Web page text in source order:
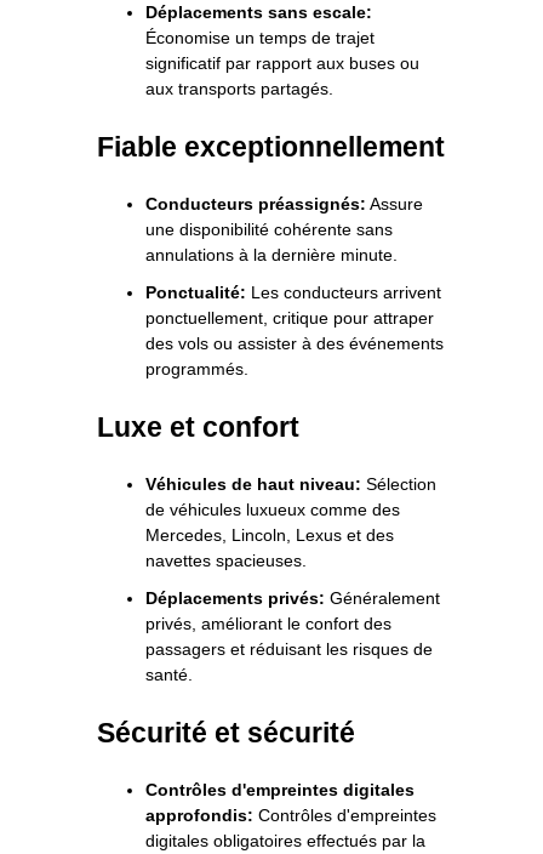
Déplacements sans escale:
Économise un temps de trajet
significatif par rapport aux buses ou
aux transports partagés.
Fiable exceptionnellement
Conducteurs préassignés: Assure
une disponibilité cohérente sans
annulations à la dernière minute.
Ponctualité: Les conducteurs arrivent
ponctuellement, critique pour attraper
des vols ou assister à des événements
programmés.
Luxe et confort
Véhicules de haut niveau: Sélection
de véhicules luxueux comme des
Mercedes, Lincoln, Lexus et des
navettes spacieuses.
Déplacements privés: Généralement
privés, améliorant le confort des
passagers et réduisant les risques de
santé.
Sécurité et sécurité
Contrôles d'empreintes digitales
approfondis: Contrôles d'empreintes
digitales obligatoires effectués par la